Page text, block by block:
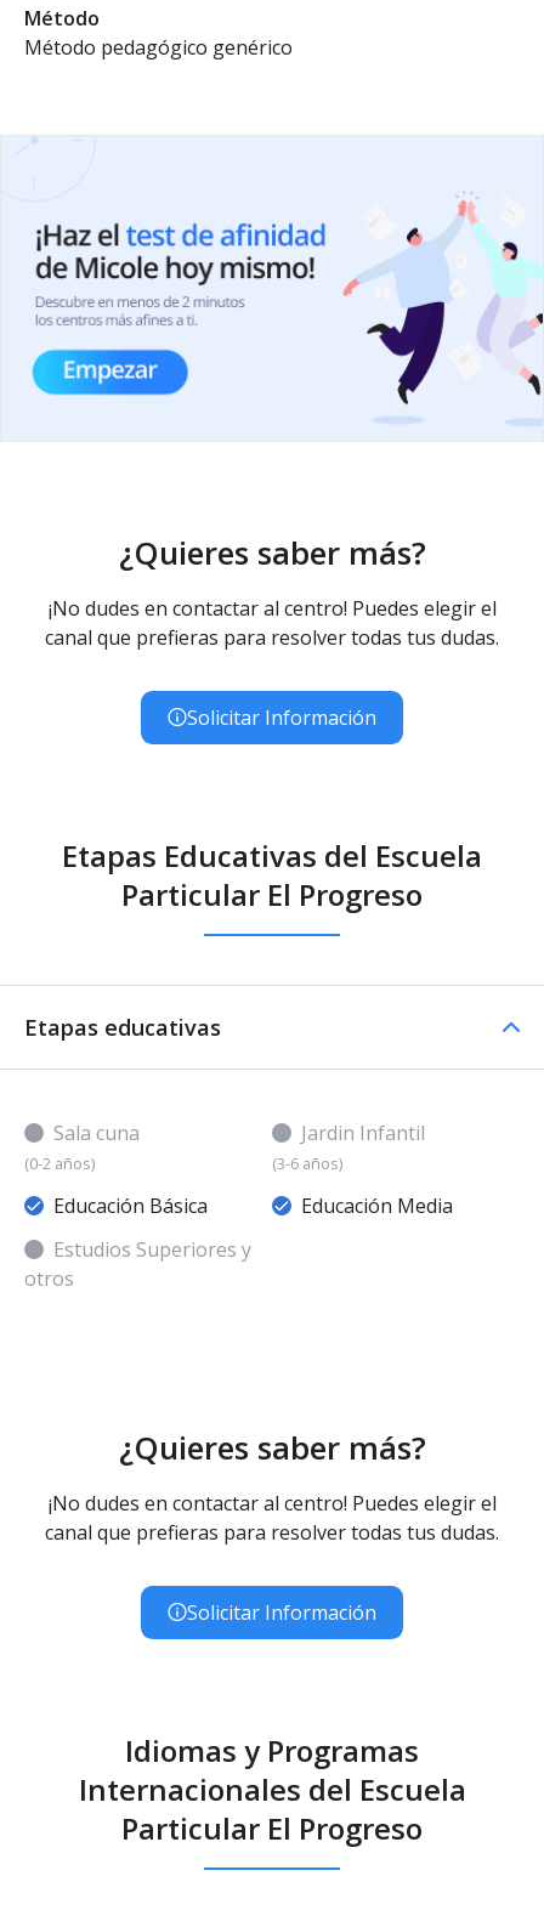
Método
Método pedagógico genérico
¿Quieres saber más?
¡No dudes en contactar al centro! Puedes elegir el
canal que prefieras para resolver todas tus dudas.
Solicitar Información
Etapas Educativas del Escuela
Particular El Progreso
Etapas educativas
Sala cuna
(0-2 años)
Jardin Infantil
(3-6 años)
Educación Básica
Educación Media
Estudios Superiores y
otros
¿Quieres saber más?
¡No dudes en contactar al centro! Puedes elegir el
canal que prefieras para resolver todas tus dudas.
Solicitar Información
Idiomas y Programas
Internacionales del Escuela
Particular El Progreso